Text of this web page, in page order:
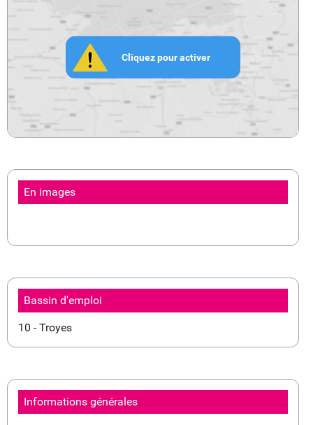
Cliquez pour activer
En images
Bassin d'emploi
10 - Troyes
Informations générales